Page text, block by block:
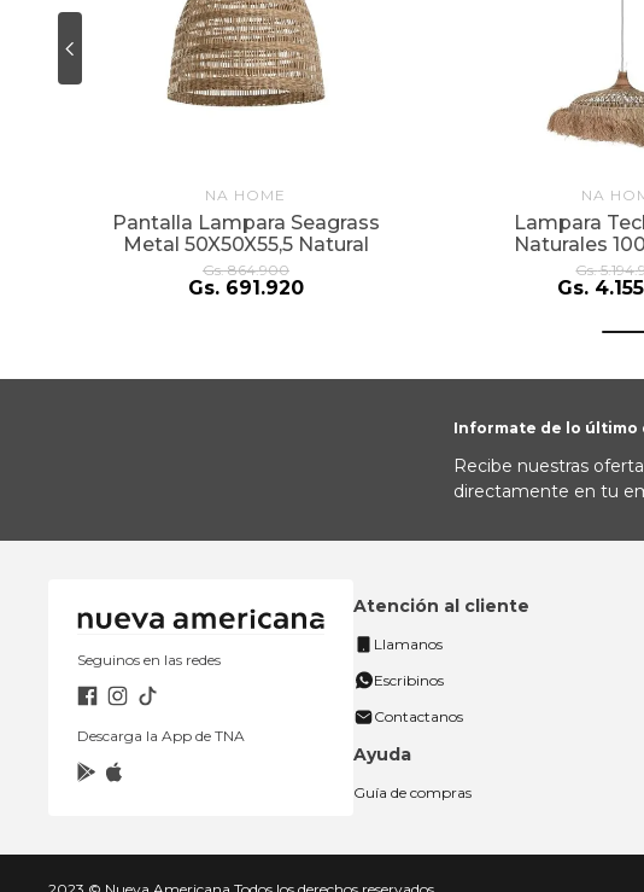
NA HOME
Pantalla Lampara Seagrass
Metal 50X50X55,5 Natural
Gs. 864.900
Gs. 691.920
NA
Lampara
Naturales
Gs. 5.194.
Gs. 4.155
Informate de lo último
Recibe nuestras
directamente en tu
Seguinos en las redes
Descarga la App de TNA
Atención al cliente
Llamanos
Escribinos
Contactanos
Ayuda
Guía de compras